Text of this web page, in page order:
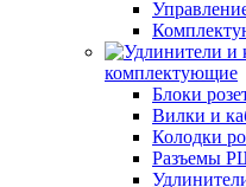
комплектующие
Блоки
Вилки и
Колодки
Разъемы